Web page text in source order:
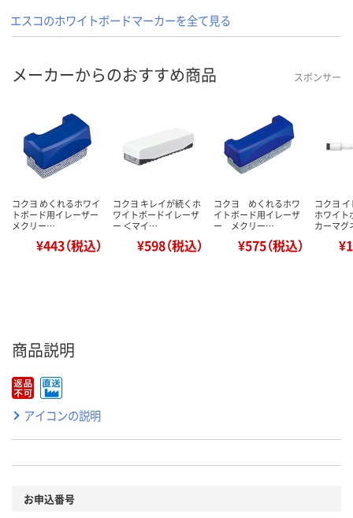
エスコのホワイトボードマーカーを全て見る
メーカーからのおすすめ商品 スポンサー
コクヨ めくれるホワイ
トボード用イレーザー
メクリー…
¥443（税込）
コクヨ キレイが続くホ
ワイトボードイレーザ
ー ＜マイ…
¥598（税込）
コクヨ めくれるホワ
イトボード用イレーザ
ー メクリー…
¥575（税込）
コクヨ
ホワイト
カーマ
商品説明
アイコンの説明
お申込番号